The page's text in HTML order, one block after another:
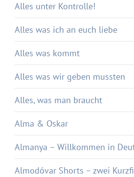
Alles unter Kontrolle!
Alles was ich an euch liebe
Alles was kommt
Alles was wir geben mussten
Alles, was man braucht
Alma & Oskar
Almanya – Willkommen in
Almodóvar Shorts – zwei